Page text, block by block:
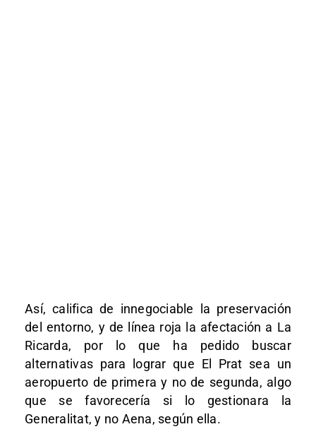
Así, califica de innegociable la preservación
del entorno, y de línea roja la afectación a La
Ricarda, por lo que ha pedido buscar
alternativas para lograr que El Prat sea un
aeropuerto de primera y no de segunda, algo
que se favorecería si lo gestionara la
Generalitat, y no Aena, según ella.